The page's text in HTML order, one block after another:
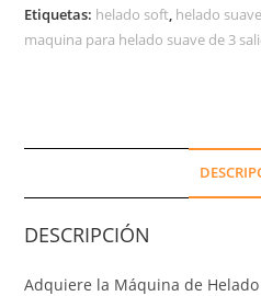
Etiquetas: helado soft helado suave
maquina para helado suave de 3
DESCRIPCIÓN
Adquiere la Máquina de Helado